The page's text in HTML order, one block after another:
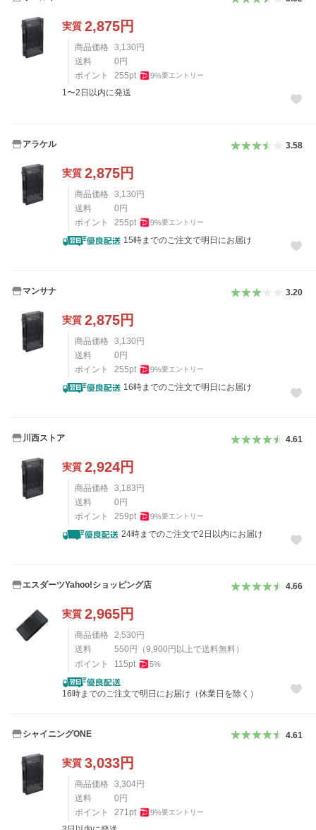
実質 2,875円
商品価格 3,130 円
送料
0 円
ポイント
255pt 9%要エントリー
1〜2日以内に発送
アラケル 3.58
実質 2,875円
商品価格 3,130 円
送料
0 円
ポイント
255pt 9%要エントリー
15時までのご注文で明日にお届け
マンサナ 3.20
実質 2,875円
商品価格 3,130 円
送料
0 円
ポイント
255pt 9%要エントリー
16時までのご注文で明日にお届け
川西ストア 4.61
実質 2,924円
商品価格 3,183 円
送料
0 円
ポイント
259pt 9%要エントリー
24時までのご注文で2日以内にお届け
エスダーツYahoo!ショッピング店 4.66
実質 2,965円
商品価格 2,530 円
送料
550 円 （9,900 円以上で送料無料）
ポイント
115pt 5%
16時までのご注文で明日にお届け（休業日を除く）
シャイニングONE 4.61
実質 3,033円
商品価格 3,304円
送料
0円
ポイント
271 pt 9%要エントリー